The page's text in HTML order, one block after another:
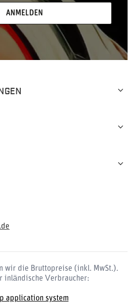
ANMELDEN
wir die Bruttopreise (inkl. MwSt.).
inländische Verbraucher: